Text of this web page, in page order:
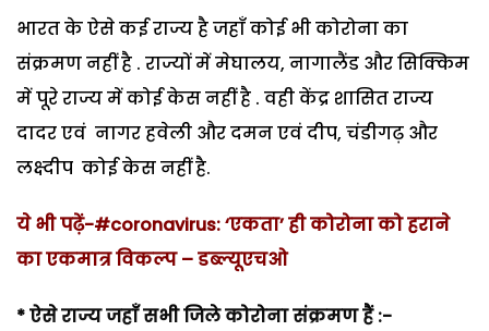
भारत के ऐसे कई राज्य है जहाँ कोई भी कोरोना का
संक्रमण नहीं है . राज्यों में मेघालय, नागालैंड और सिक्किम
में पूरे राज्य में कोई केस नहीं है . वही केंद्र शासित राज्य
दादर एवं नागर हवेली और दमन एवं दीप, चंडीगढ़ और
लक्ष्दीप कोई केस नहीं है.
ये भी पढ़ें-#coronavirus: ‘एकता’ ही कोरोना को हराने
का एकमात्र विकल्प – डब्ल्यूएचओ
* ऐसे राज्य जहाँ सभी जिले कोरोना संक्रमण हैं :-